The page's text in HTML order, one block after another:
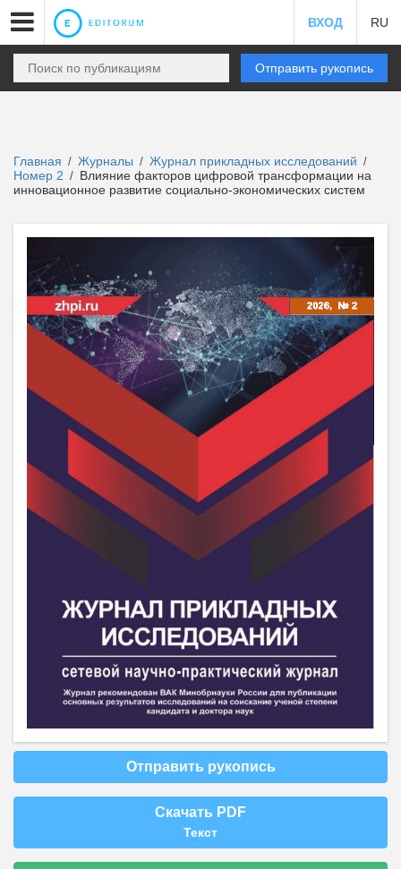
ВХОД RU
Отправить рукопись
Главная / Журналы / Журнал прикладных исследований /
Номер 2 / Влияние факторов цифровой трансформации на
инновационное развитие социально-экономических систем
Отправить рукопись
Скачать PDF
Текст